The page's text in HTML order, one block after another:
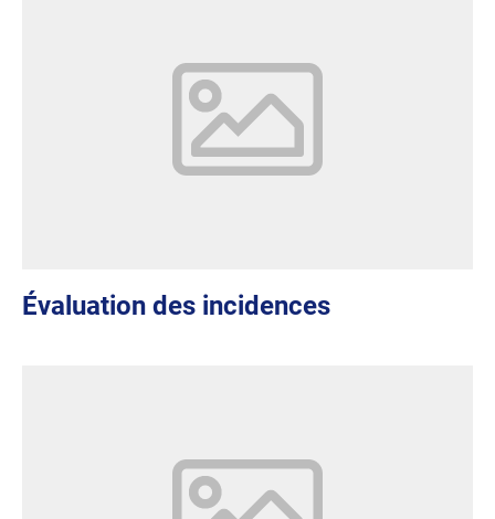
Évaluation des incidences